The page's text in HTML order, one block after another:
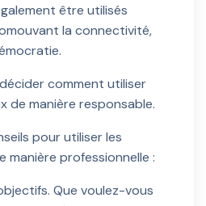
être utilisés
la connectivité,
comment utiliser
de manière responsable.
pour utiliser les
manière professionnelle :
Que voulez-vous